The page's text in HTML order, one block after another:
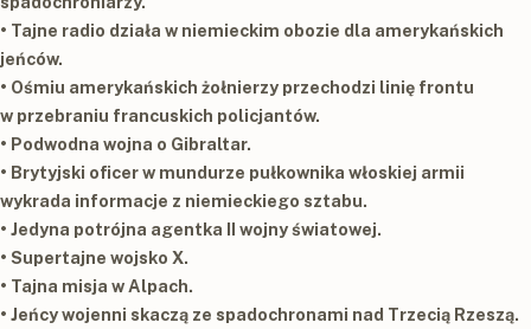
• Tajne radio działa w niemieckim obozie dla amerykańskich
jeńców.
• Ośmiu amerykańskich żołnierzy przechodzi linię frontu
w przebraniu francuskich policjantów.
• Podwodna wojna o Gibraltar.
• Brytyjski oficer w mundurze pułkownika włoskiej armii
wykrada informacje z niemieckiego sztabu.
• Jedyna potrójna agentka II wojny światowej.
• Supertajne wojsko X.
• Tajna misja w Alpach.
• Jeńcy wojenni skaczą ze spadochronami nad Trzecią Rzeszą.